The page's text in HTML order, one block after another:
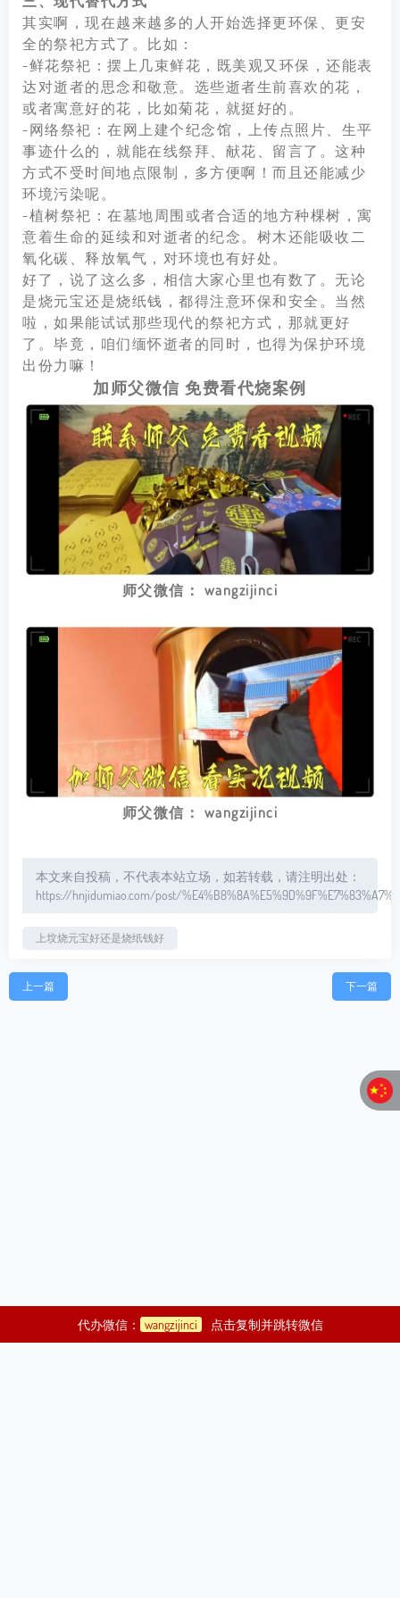
其实啊，现在越来越多的人开始选择更环保、更安
全的祭祀方式了。比如：
-鲜花祭祀：摆上几束鲜花，既美观又环保，还能表
达对逝者的思念和敬意。选些逝者生前喜欢的花，
或者寓意好的花，比如菊花，就挺好的。
-网络祭祀：在网上建个纪念馆，上传点照片、生平
事迹什么的，就能在线祭拜、献花、留言了。这种
方式不受时间地点限制，多方便啊！而且还能减少
环境污染呢。
-植树祭祀：在墓地周围或者合适的地方种棵树，寓
意着生命的延续和对逝者的纪念。树木还能吸收二
氧化碳、释放氧气，对环境也有好处。
好了，说了这么多，相信大家心里也有数了。无论
是烧元宝还是烧纸钱，都得注意环保和安全。当然
啦，如果能试试那些现代的祭祀方式，那就更好
了。毕竟，咱们缅怀逝者的同时，也得为保护环境
出份力嘛！
加师父微信 免费看代烧案例
师父微信： wangzijinci
师父微信： wangzijinci
本文来自投稿，不代表本站立场，如若转载，请注明出处：
https://hnjidumiao.com/post/
上坟烧元宝好还是烧纸钱好
上一篇 下一篇
代办微信： wangzijinci 点击复制并跳转微信